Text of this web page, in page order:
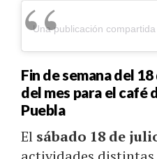
Fin de semana del
del mes para el café
Puebla
El sábado 18 de